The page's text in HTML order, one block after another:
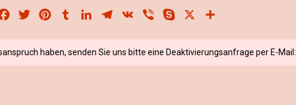
Facebook
Twitter PinterestTumblrLinkedInTelegram
VK Viber Skype
haben, senden Sie uns bitte eine Deaktivierungsanfrage per E-Mail: